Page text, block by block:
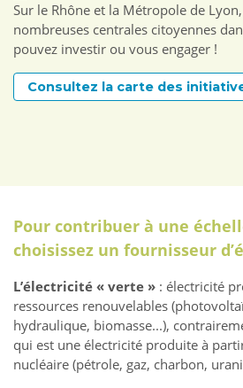
Sur le Rhône et la Métropole de
nombreuses centrales citoyennes
pouvez investir ou vous engager !
Consultez la carte des
Pour contribuer à une
choisissez un fournisseur
L’électricité « verte » : électricité
ressources renouvelables
hydraulique, biomasse...),
qui est une électricité produite à
nucléaire (pétrole, gaz, charbon,